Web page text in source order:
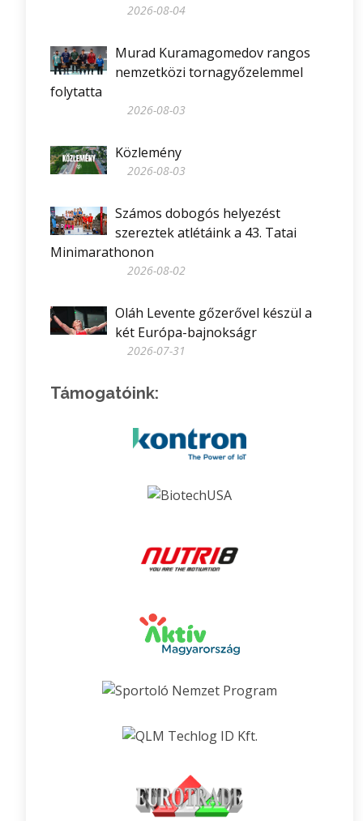
2026-08-04
Murad Kuramagomedov rangos
nemzetközi tornagyőzelemmel
folytatta
2026-08-03
Közlemény
2026-08-03
Számos dobogós helyezést
szereztek atlétáink a 43. Tatai
Minimarathonon
2026-08-02
Oláh Levente gőzerővel készül a
két Európa-bajnokságr
2026-07-31
Támogatóink: